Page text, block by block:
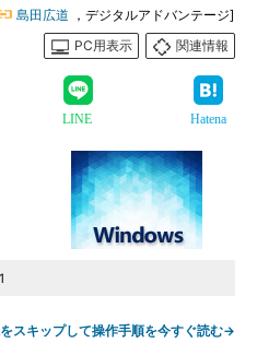
島田広道 ，デジタルアドバンテージ]
PC用表示
関連情報
LINE Hatena
スキップして操作手順を今すぐ読む→